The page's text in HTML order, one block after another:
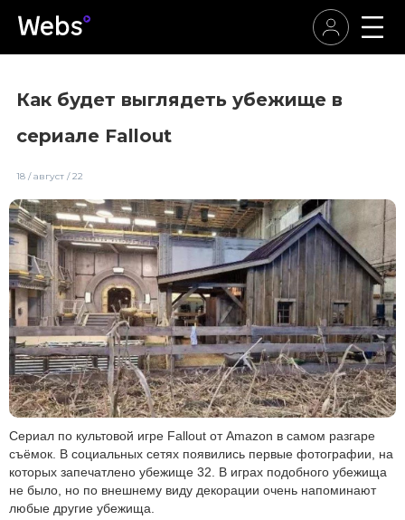
Как будет выглядеть убежище в
сериале Fallout
18 / август / 22
Сериал по культовой игре Fallout от Amazon в самом разгаре
съёмок. В социальных сетях появились первые фотографии, на
которых запечатлено убежище 32. В играх подобного убежища
не было, но по внешнему виду декорации очень напоминают
любые другие убежища.